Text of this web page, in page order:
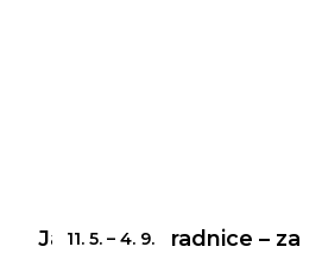
11. 5. – 4. 9.
Jablonecká radnice – za